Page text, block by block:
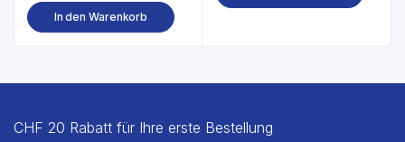
CHF 25.80
CHF 22.00.
In den Warenkorb
CHF 20 Rabatt für Ihre erste Bestellung